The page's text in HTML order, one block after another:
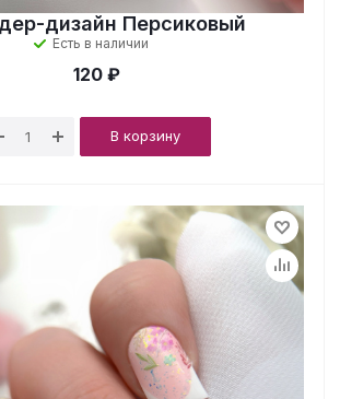
дизайн Персиковый
Есть в наличии
120 ₽
В корзину